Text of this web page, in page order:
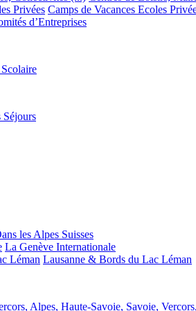
Privées Camps de Vacances Ecoles
d’Entreprises
Séjours
les Alpes Suisses
La Genève Internationale
Léman Lausanne & Bords du Lac Léman
Alpes, Haute-Savoie, Savoie,